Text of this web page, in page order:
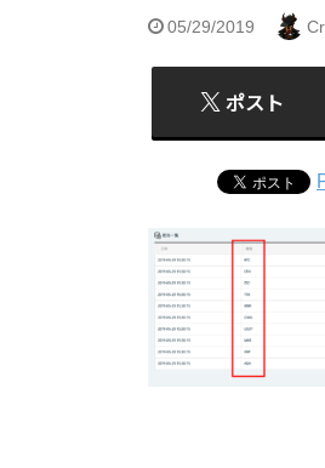
05/29/2019
ポスト